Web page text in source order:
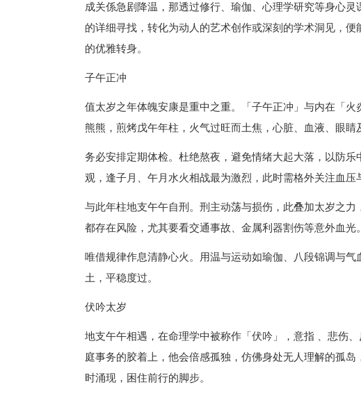
成关係急剧降温，那透过修行、瑜伽、心理学研究等身心
的详细寻找，转化为动人的艺术创作或深刻的学术洞见，
的优雅转身。
子午正冲
值太岁之年体魄安康是重中之重。「子午正冲」与内在「
熊熊，煎烤戊午年柱，火气过旺而土焦，心脏、血液、眼睛
务必安排定期体检。杜绝熬夜，避免情绪大起大落，以防
观，逢子月、午月水火相战最为激烈，此时需格外关注血压
与此年柱地支午午自刑。刑主动荡与损伤，此叠加太岁之
都存在风险，尤其要看交通事故、金属利器割伤等意外血光。
唯借规律作息清静心火。用温与运动如瑜伽、八段锦调与
土，平稳度过。
伏吟太岁
地支午午相遇，在命理学中被称作「伏吟」，意指 、悲伤
庭事务的胶着上，他会倍感孤独，仿佛身处无人理解的孤
时涌现，困住前行的脚步。